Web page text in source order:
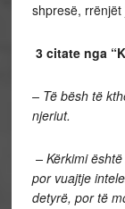
shpresë,
3 citate nga
– Të bësh të
njeriut.
– Kërkimi
por vuajtje
detyrë, por të